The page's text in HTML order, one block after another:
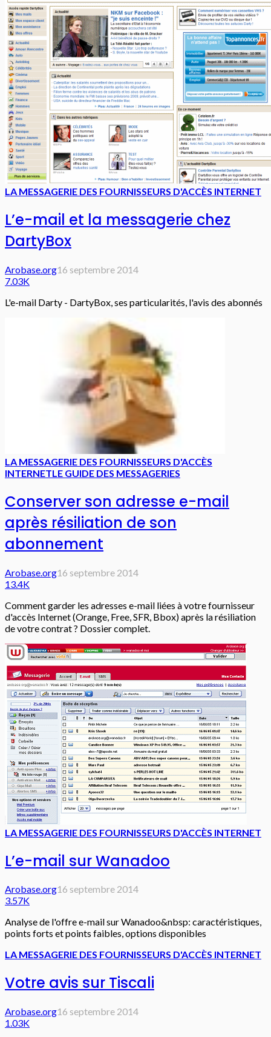
LA MESSAGERIE DES FOURNISSEURS D'ACCÈS INTERNET
L’e-mail et la messagerie chez
DartyBox
Arobase.org16 septembre 2014
7.03K
L'e-mail Darty - DartyBox, ses particularités, l'avis des abonnés
LA MESSAGERIE DES FOURNISSEURS D'ACCÈS
INTERNETLE GUIDE DES MESSAGERIES
Conserver son adresse e-mail
après résiliation de son
abonnement
Arobase.org16 septembre 2014
13.4K
Comment garder les adresses e-mail liées à votre fournisseur
d'accès Internet (Orange, Free, SFR, Bbox) après la résiliation
de votre contrat ? Dossier complet.
LA MESSAGERIE DES FOURNISSEURS D'ACCÈS INTERNET
L’e-mail sur Wanadoo
Arobase.org16 septembre 2014
3.57K
Analyse de l'offre e-mail sur Wanadoo&nbsp: caractéristiques,
points forts et points faibles, options disponibles
LA MESSAGERIE DES FOURNISSEURS D'ACCÈS INTERNET
Votre avis sur Tiscali
Arobase.org16 septembre 2014
1.03K